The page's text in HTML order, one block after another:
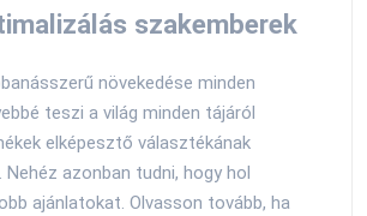
szakemberek
növekedése minden
teszi a világ minden tájáról
elképesztő választékának
azonban tudni, hogy hol
ajánlatokat. Olvasson tovább, ha